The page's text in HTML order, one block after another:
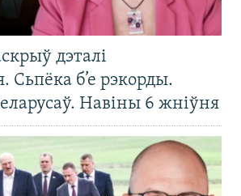
дэталі
Сьпёка б’е рэкорды.
Навіны 6 жніўня